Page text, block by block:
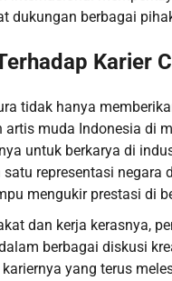
dukungan berbagai
Karier
tidak hanya
muda Indonesia di
untuk berkarya di
representasi
mengukir prestasi di
dan kerja kerasnya,
berbagai diskusi
yang terus